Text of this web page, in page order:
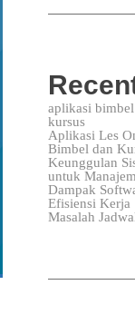
aplikasi
kursus
Aplikasi Les
Bimbel dan
Keunggulan
untuk
Dampak
Efisiensi Kerja
Masalah